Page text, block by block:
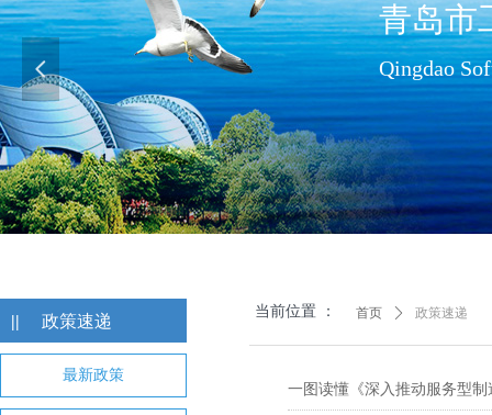
青岛市
Qingdao
查看更多>>
넳
|| 政策速递
最新政策
首页 ꄲ 政策速递
当前位置 ：
一图读懂《深入推动服务型